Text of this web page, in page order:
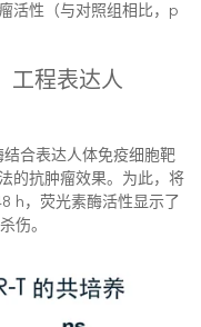
活性（与对照组相比，p
工程表达人
合表达人体免疫细胞靶
的抗肿瘤效果。为此，将
h，荧光素酶活性显示了
伤。